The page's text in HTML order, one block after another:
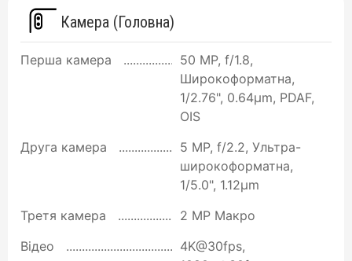
Камера (Головна)
Перша камера
50 MP, f/1.8,
Широкоформатна,
1/2.76", 0.64µm, PDAF,
OIS
Друга камера
5 MP, f/2.2, Ультра-
широкоформатна,
1/5.0", 1.12µm
Третя камера
2 MP Макро
Відео
4K@30fps,